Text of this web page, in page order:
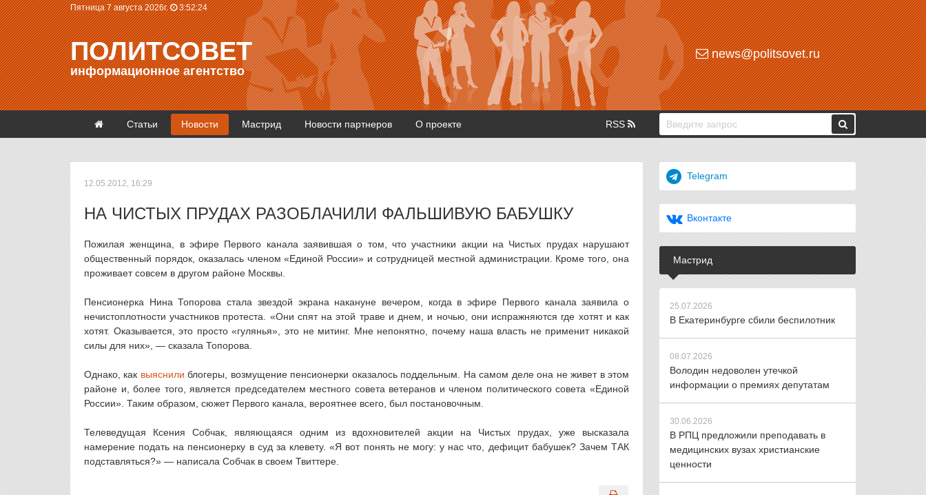
Пятница 7 августа 2026г. 3:52:24
ПОЛИТСОВЕТ
информационное агентство
news@politsovet.ru
Статьи Новости Мастрид Новости партнеров О проекте RSS
12.05.2012, 16:29
НА ЧИСТЫХ ПРУДАХ РАЗОБЛАЧИЛИ ФАЛЬШИВУЮ БАБУШКУ
Пожилая женщина, в эфире Первого канала заявившая о том, что участники акции на Чистых прудах нарушают
общественный порядок, оказалась членом «Единой России» и сотрудницей местной администрации. Кроме того, она
проживает совсем в другом районе Москвы.
Пенсионерка Нина Топорова стала звездой экрана накануне вечером, когда в эфире Первого канала заявила о
нечистоплотности участников протеста. «Они спят на этой траве и днем, и ночью, они испражняются где хотят и как
хотят. Оказывается, это просто «гулянья», это не митинг. Мне непонятно, почему наша власть не применит никакой
силы для них», — сказала Топорова.
Однако, как выяснили блогеры, возмущение пенсионерки оказалось поддельным. На самом деле она не живет в этом
районе и, более того, является председателем местного совета ветеранов и членом политического совета «Единой
России». Таким образом, сюжет Первого канала, вероятнее всего, был постановочным.
Телеведущая Ксения Собчак, являющаяся одним из вдохновителей акции на Чистых прудах, уже высказала
намерение подать на пенсионерку в суд за клевету. «Я вот понять не могу: у нас что, дефицит бабушек? Зачем ТАК
подставляться?» — написала Собчак в своем Твиттере.
Telegram
Вконтакте
Мастрид
25.07.2026
В Екатеринбурге сбили беспилотник
08.07.2026
Володин недоволен утечкой
информации о премиях депутатам
30.06.2026
В РПЦ предложили преподавать в
медицинских вузах христианские
ценности